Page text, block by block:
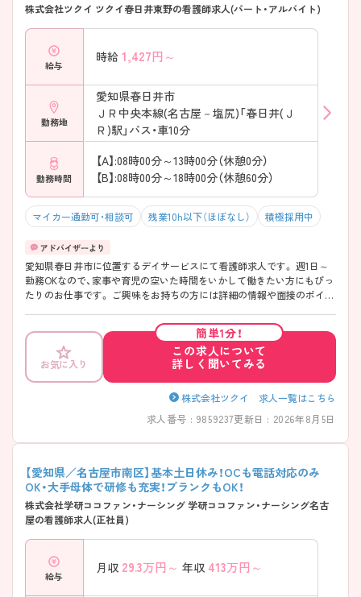
株式会社ツクイ ツクイ春日井東野の看護師求人(パート・アルバイト)
給与
時給 1,427円～
勤務地
愛知県春日井市
ＪＲ中央本線(名古屋－塩尻)「春日井(Ｊ
Ｒ)駅」バス・車10分
勤務時間
【A】:08時00分～13時00分（休憩0分）
【B】:08時00分～18時00分（休憩60分）
マイカー通勤可・相談可 残業10h以下（ほぼなし） 積極採用中
愛知県春日井市に位置するデイサービスにて看護師求人です。 週1日～
勤務OKなので、家事や育児の空いた時間をいかして働きたい方にもぴっ
たりのお仕事です。 ご興味をお持ちの方には詳細の情報や面接のポイン
お気に入り
簡単1分！
この求人について
詳しく聞いてみる
株式会社ツクイ 求人一覧はこちら
求人番号 : 9859237更新日 : 2026年8月5日
【愛知県／名古屋市南区】基本土日休み！OCも電話対応のみ
OK・大手母体で研修も充実！ブランクもOK！
株式会社学研ココファン・ナーシング 学研ココファン・ナーシング名古
屋の看護師求人(正社員)
給与
月収 29.3万円～ 年収 413万円～